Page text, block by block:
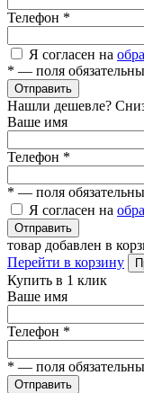
Телефон *
Я согласен на
* — поля
Отправить
Нашли дешевле?
Ваше имя
Телефон *
* — поля
Я согласен на
Отправить
товар добавлен в
Перейти в корзину
Купить в 1 клик
Ваше имя
Телефон *
* — поля
Отправить